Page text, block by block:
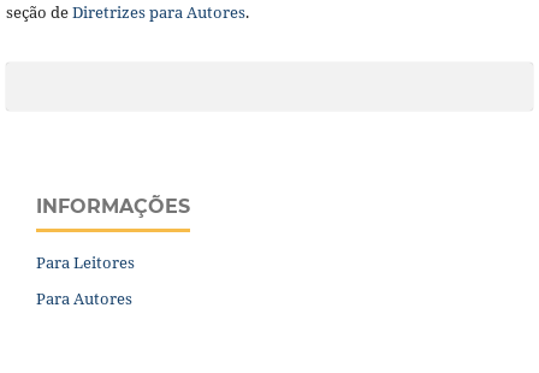
seção deDiretrizes para Autores.
INFORMAÇÕES
Para Leitores
Para Autores